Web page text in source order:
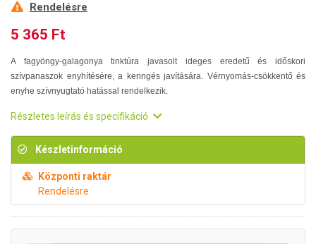
Rendelésre
5 365 Ft
A fagyöngy-galagonya tinktúra javasolt ideges eredetű és időskori
szívpanaszok enyhítésére, a keringés javítására. Vérnyomás-csökkentő és
enyhe szívnyugtató hatással rendelkezik.
Részletes leírás és specifikáció
Készletinformáció
Központi raktár
Rendelésre